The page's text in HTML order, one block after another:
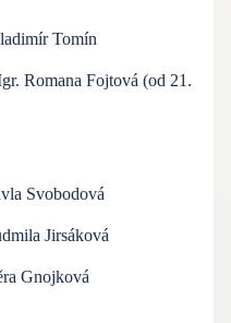
(od 21.
Svobodová